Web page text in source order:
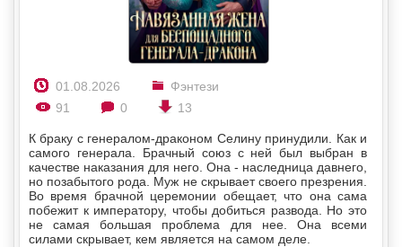
01.08.2026
Фэнтези
91
0 13
К браку с генералом-драконом Селину принудили. Как и
самого генерала. Брачный союз с ней был выбран в
качестве наказания для него. Она - наследница давнего,
но позабытого рода. Муж не скрывает своего презрения.
Во время брачной церемонии обещает, что она сама
побежит к императору, чтобы добиться развода. Но это
не самая большая проблема для нее. Она всеми
силами скрывает, кем является на самом деле.